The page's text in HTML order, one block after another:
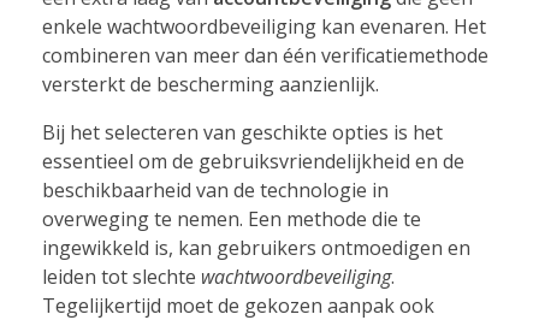
enkele wachtwoordbeveiliging kan evenaren. Het
combineren van meer dan één verificatiemethode
versterkt de bescherming aanzienlijk.
Bij het selecteren van geschikte opties is het
essentieel om de gebruiksvriendelijkheid en de
beschikbaarheid van de technologie in
overweging te nemen. Een methode die te
ingewikkeld is, kan gebruikers ontmoedigen en
leiden tot slechte wachtwoordbeveiliging.
Tegelijkertijd moet de gekozen aanpak ook